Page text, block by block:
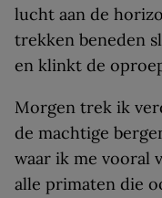
lucht aan de
trekken beneden
en klinkt de
Morgen trek ik
de machtige
waar ik me vooral
alle primaten die